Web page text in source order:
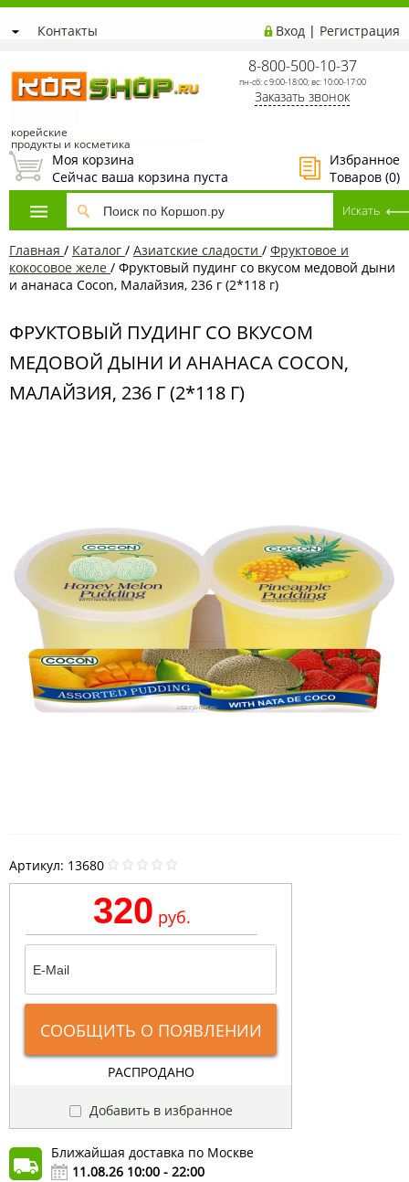
Контакты Вход | Регистрация
корейские
продукты и косметика
8-800-500-10-37
пн-сб: с 9:00-18:00; вс: 10:00-17:00
Заказать звонок
Избранное
Товаров (0)
Моя корзина
Сейчас ваша корзина пуста
Главная / Каталог / Азиатcкие сладости / Фруктовое и
кокосовое желе / Фруктовый пудинг со вкусом медовой дыни
и ананаса Cocon, Малайзия, 236 г (2*118 г)
ФРУКТОВЫЙ ПУДИНГ СО ВКУСОМ
МЕДОВОЙ ДЫНИ И АНАНАСА COCON,
МАЛАЙЗИЯ, 236 Г (2*118 Г)
Артикул: 13680
320 руб.
СООБЩИТЬ О ПОЯВЛЕНИИ
РАСПРОДАНО
Добавить в избранное
Ближайшая доставка по Москве
11.08.26 10:00 - 22:00